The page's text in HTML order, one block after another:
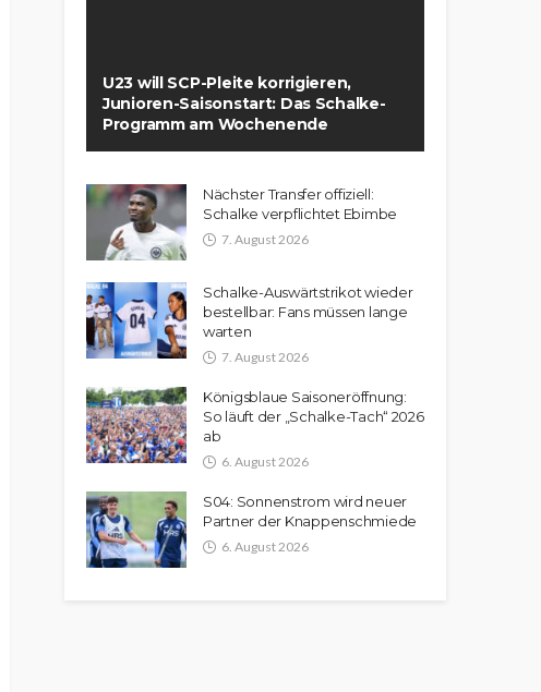
U23 will SCP-Pleite korrigieren,
Junioren-Saisonstart: Das Schalke-
Programm am Wochenende
Nächster Transfer offiziell:
Schalke verpflichtet Ebimbe
7. August 2026
Schalke-Auswärtstrikot wieder
bestellbar: Fans müssen lange
warten
7. August 2026
Königsblaue Saisoneröffnung:
So läuft der „Schalke-Tach“ 2026
ab
6. August 2026
S04: Sonnenstrom wird neuer
Partner der Knappenschmiede
6. August 2026